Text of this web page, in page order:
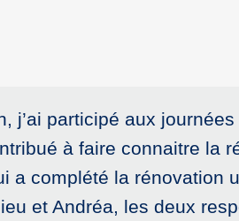
j’ai participé aux
à faire connaitre la
a complété la rénovation
et Andréa, les deux